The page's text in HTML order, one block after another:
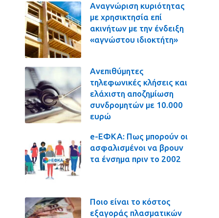
Αναγνώριση κυριότητας
με χρησικτησία επί
ακινήτων με την ένδειξη
«αγνώστου ιδιοκτήτη»
Ανεπιθύμητες
τηλεφωνικές κλήσεις και
ελάχιστη αποζημίωση
συνδρομητών με 10.000
ευρώ
e-ΕΦΚΑ: Πως μπορούν οι
ασφαλισμένοι να βρουν
τα ένσημα πριν το 2002
Ποιο είναι το κόστος
εξαγοράς πλασματικών